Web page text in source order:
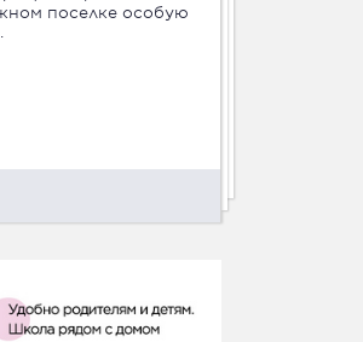
поселке особую